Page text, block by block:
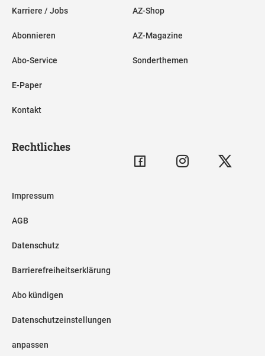
Karriere / Jobs
Abonnieren
Abo-Service
E-Paper
Kontakt
AZ-Shop
AZ-Magazine
Sonderthemen
Rechtliches
Impressum
AGB
Datenschutz
Barrierefreiheitserklärung
Abo kündigen
Datenschutzeinstellungen
anpassen